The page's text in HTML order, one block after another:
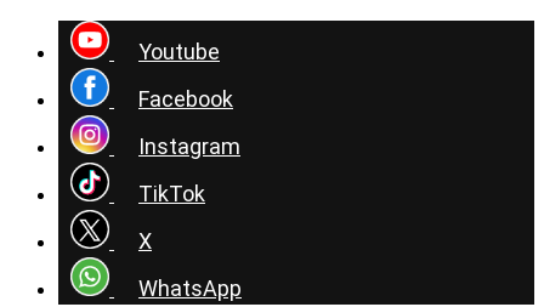
Youtube
Facebook
Instagram
TikTok
X
WhatsApp